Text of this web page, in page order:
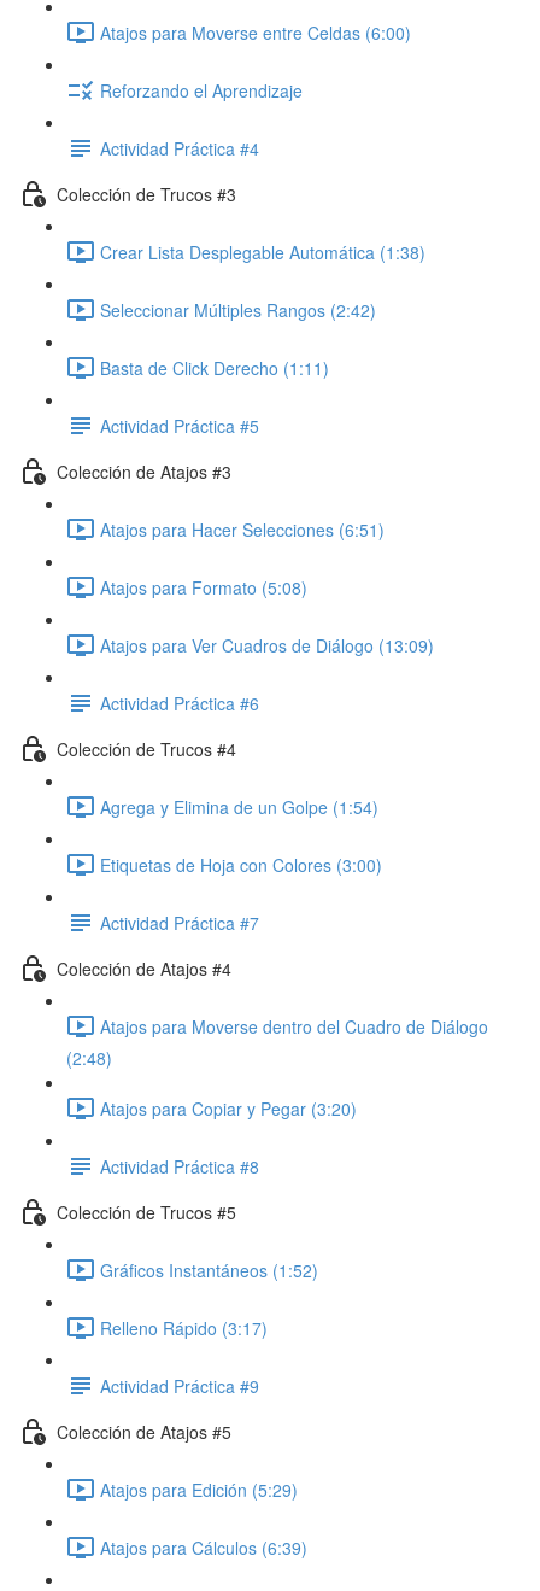
Atajos para Moverse entre Celdas (6:00)
Reforzando el Aprendizaje
Actividad Práctica #4
Colección de Trucos #3
Crear Lista Desplegable Automática (1:38)
Seleccionar Múltiples Rangos (2:42)
Basta de Click Derecho (1:11)
Actividad Práctica #5
Colección de Atajos #3
Atajos para Hacer Selecciones (6:51)
Atajos para Formato (5:08)
Atajos para Ver Cuadros de Diálogo (13:09)
Actividad Práctica #6
Colección de Trucos #4
Agrega y Elimina de un Golpe (1:54)
Etiquetas de Hoja con Colores (3:00)
Actividad Práctica #7
Colección de Atajos #4
Atajos para Moverse dentro del Cuadro de Diálogo
(2:48)
Atajos para Copiar y Pegar (3:20)
Actividad Práctica #8
Colección de Trucos #5
Gráficos Instantáneos (1:52)
Relleno Rápido (3:17)
Actividad Práctica #9
Colección de Atajos #5
Atajos para Edición (5:29)
Atajos para Cálculos (6:39)